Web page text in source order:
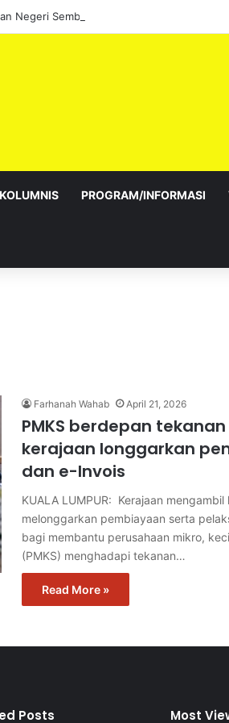
KOLUMNIS PROGRAM/INFORMASI
Farhanah Wahab April 21, 2026
PMKS berdepan
kerajaan longgarkan
dan e-Invois
KUALA LUMPUR: Kerajaan mengambil
melonggarkan pembiayaan serta
bagi membantu perusahaan mikro,
(PMKS) menghadapi tekanan…
Read More »
Posts Most